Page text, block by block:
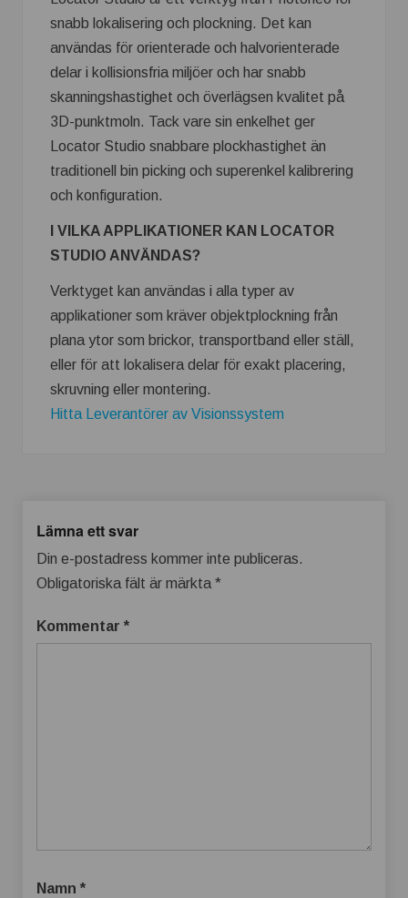
snabb lokalisering och plockning. Det kan
användas för orienterade och halvorienterade
delar i kollisionsfria miljöer och har snabb
skanningshastighet och överlägsen kvalitet på
3D-punktmoln. Tack vare sin enkelhet ger
Locator Studio snabbare plockhastighet än
traditionell bin picking och superenkel kalibrering
och konfiguration.
I VILKA APPLIKATIONER KAN LOCATOR
STUDIO ANVÄNDAS?
Verktyget kan användas i alla typer av
applikationer som kräver objektplockning från
plana ytor som brickor, transportband eller ställ,
eller för att lokalisera delar för exakt placering,
skruvning eller montering.
Hitta Leverantörer av Visionssystem
Lämna ett svar
Din e-postadress kommer inte publiceras.
Obligatoriska fält är märkta *
Kommentar *
Namn *